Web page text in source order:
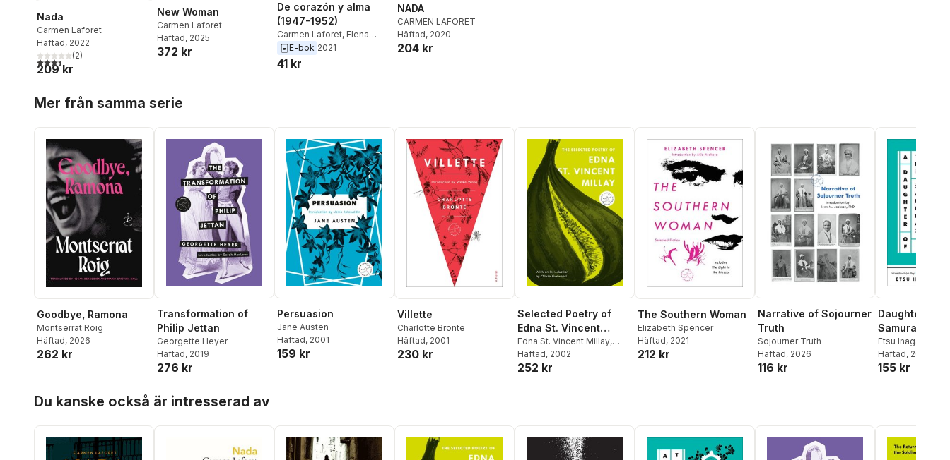
Nada
Carmen Laforet
Häftad, 2022
3,5utav 5 stjärnor. Totalt antal röster:
(2)
209 kr
New Woman
Carmen Laforet
Häftad, 2025
372 kr
De corazón y alma
(1947-1952)
Carmen Laforet, Elena
Fortun
E-bok 2021
41 kr
NADA
CARMEN LAFORET
Häftad, 2020
204 kr
Mer från samma serie
Goodbye, Ramona
Montserrat Roig
Häftad, 2026
262 kr
Transformation of
Philip Jettan
Georgette Heyer
Häftad, 2019
276 kr
Persuasion
Jane Austen
Häftad, 2001
159 kr
Villette
Charlotte Bronte
Häftad, 2001
230 kr
Selected Poetry of
Edna St. Vincent
Millay
Edna St. Vincent Millay,
Nancy Milford
Häftad, 2002
252 kr
The Southern Woman
Elizabeth Spencer
Häftad, 2021
212 kr
Narrative of Sojourner
Truth
Sojourner Truth
Häftad, 2026
116 kr
Daughter of
Samurai
Etsu Inagaki
Karen Tei
Häftad, 2021
155 kr
Du kanske också är intresserad av